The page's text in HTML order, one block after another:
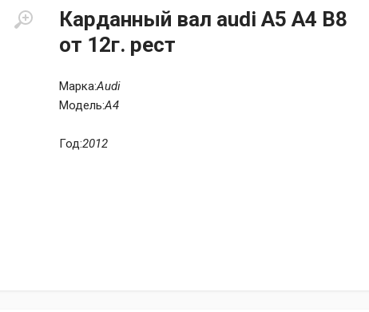
Карданный вал audi A5 A4 B8
от 12г. рест
Марка:Audi
Модель:A4
Год:2012